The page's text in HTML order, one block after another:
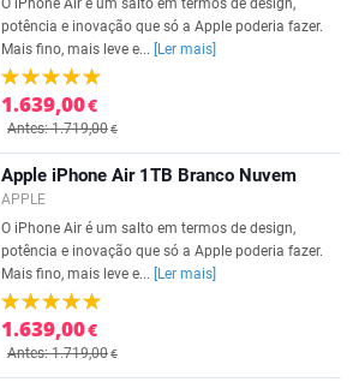
O iPhone Air é um salto em termos de design,
potência e inovação que só a Apple poderia fazer.
Mais fino, mais leve e...
[Ler mais]
1.639,00€
Antes: 1.719,00€
Apple iPhone Air 1TB Branco Nuvem
APPLE
O iPhone Air é um salto em termos de design,
potência e inovação que só a Apple poderia fazer.
Mais fino, mais leve e...
[Ler mais]
1.639,00€
Antes: 1.719,00€